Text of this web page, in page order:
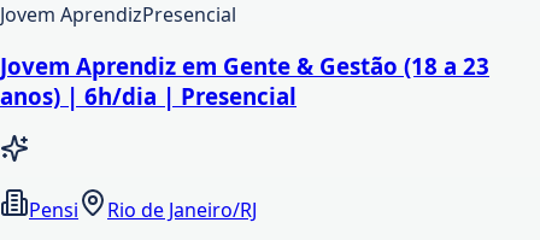
Jovem AprendizPresencial
Jovem Aprendiz em Gente & Gestão (18 a 23
anos) | 6h/dia | Presencial
Pensi
Rio de Janeiro/RJ